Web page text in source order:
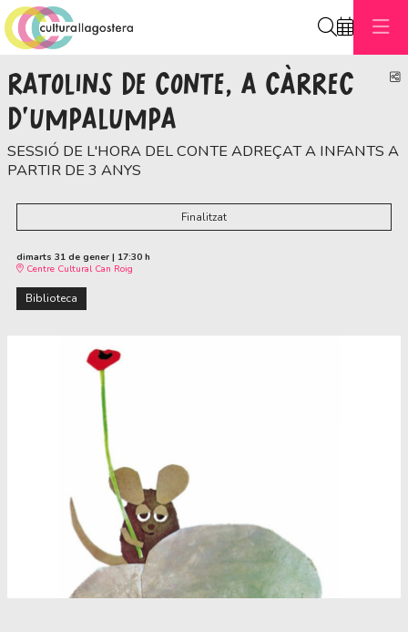
RATOLINS DE CONTE, A CÀRREC
D'UMPALUMPA
SESSIÓ DE L'HORA DEL CONTE ADREÇAT A INFANTS A
PARTIR DE 3 ANYS
Finalitzat
dimarts 31 de gener | 17:30 h
Centre Cultural Can Roig
Biblioteca